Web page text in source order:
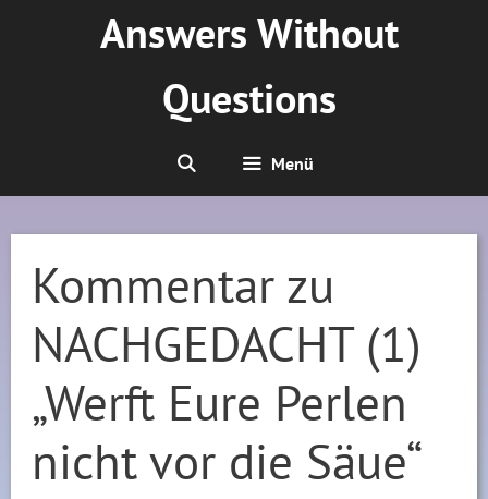
Answers Without
Questions
Menü
Kommentar zu
NACHGEDACHT (1)
„Werft Eure Perlen
nicht vor die Säue“